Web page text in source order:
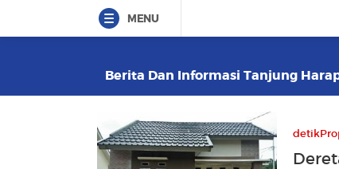
MENU
Berita Dan Informasi Tanjung